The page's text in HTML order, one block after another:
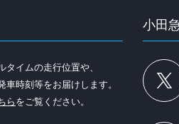
タイムの走行位置や、
車時刻等をお届けします。
らをご覧ください。
小田